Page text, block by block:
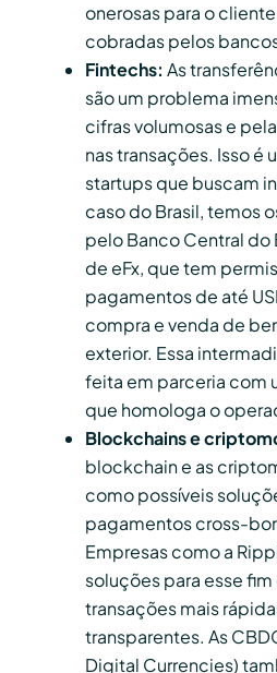
onerosas para o
cobradas pelos
Fintechs: As
são um problema
cifras volumosas e
nas transações. Isso é
startups que buscam
caso do Brasil, temos
pelo Banco Central do
de eFx, que tem
pagamentos de até
compra e venda de
exterior. Essa
feita em parceria com
que homologa o
Blockchains e
blockchain e as
como possíveis
pagamentos cross-
Empresas como a
soluções para esse
transações mais
transparentes. As
Digital Currencies)